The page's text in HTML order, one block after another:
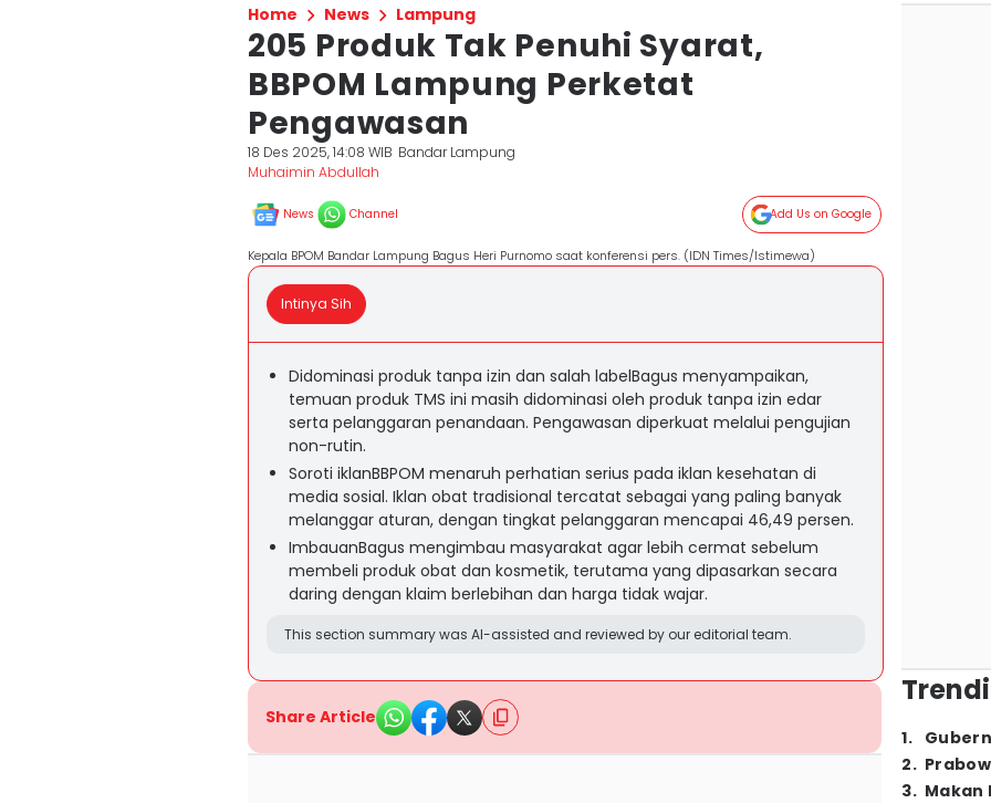
Home News Lampung
205 Produk Tak Penuhi Syarat,
BBPOM Lampung Perketat
Pengawasan
18 Des 2025, 14:08 WIB Bandar Lampung
Muhaimin Abdullah
News Channel Add Us on Google
Kepala BPOM Bandar Lampung Bagus Heri Purnomo saat konferensi pers. (IDN Times/Istimewa)
Intinya Sih
Didominasi produk tanpa izin dan salah labelBagus menyampaikan,
temuan produk TMS ini masih didominasi oleh produk tanpa izin edar
serta pelanggaran penandaan. Pengawasan diperkuat melalui pengujian
non-rutin.
Soroti iklanBBPOM menaruh perhatian serius pada iklan kesehatan di
media sosial. Iklan obat tradisional tercatat sebagai yang paling banyak
melanggar aturan, dengan tingkat pelanggaran mencapai 46,49 persen.
ImbauanBagus mengimbau masyarakat agar lebih cermat sebelum
membeli produk obat dan kosmetik, terutama yang dipasarkan secara
daring dengan klaim berlebihan dan harga tidak wajar.
This section summary was AI-assisted and reviewed by our editorial team.
Share Article
1.
2.
3. Makan